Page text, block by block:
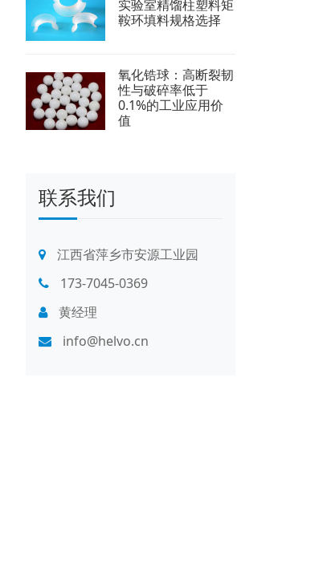
实验室精馏柱塑料矩
鞍环填料规格选择
氧化锆球：高断裂韧
性与破碎率低于
0.1%的工业应用价
值
联系我们
江西省萍乡市安源工业园
173-7045-0369
黄经理
info@helvo.cn